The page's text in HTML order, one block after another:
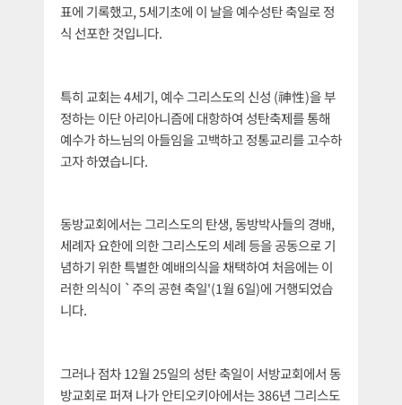
표에 기록했고, 5세기초에 이 날을 예수성탄 축일로 정
식 선포한 것입니다.
특히 교회는 4세기, 예수 그리스도의 신성 (神性)을 부
정하는 이단 아리아니즘에 대항하여 성탄축제를 통해
예수가 하느님의 아들임을 고백하고 정통교리를 고수하
고자 하였습니다.
동방교회에서는 그리스도의 탄생, 동방박사들의 경배,
세례자 요한에 의한 그리스도의 세례 등을 공동으로 기
념하기 위한 특별한 예배의식을 채택하여 처음에는 이
러한 의식이 `주의 공현 축일'(1월 6일)에 거행되었습
니다.
그러나 점차 12월 25일의 성탄 축일이 서방교회에서 동
방교회로 퍼져 나가 안티오키아에서는 386년 그리스도